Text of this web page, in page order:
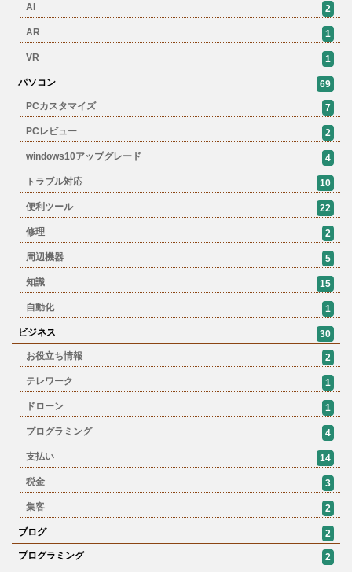
AI
2
AR 1
VR 1
パソコン
69
PCカスタマイズ
7
PCレビュー 2
windows10アップグレード 4
トラブル対応 10
便利ツール 22
修理 2
周辺機器 5
知識 15
自動化 1
ビジネス
30
お役立ち情報
2
テレワーク 1
ドローン 1
プログラミング 4
支払い 14
税金 3
集客 2
ブログ
2
プログラミング
2